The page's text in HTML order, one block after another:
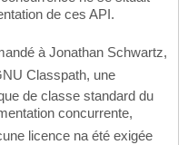
de ces API.
à Jonathan Schwartz,
Classpath, une
de classe standard du
concurrente,
licence na été exigée